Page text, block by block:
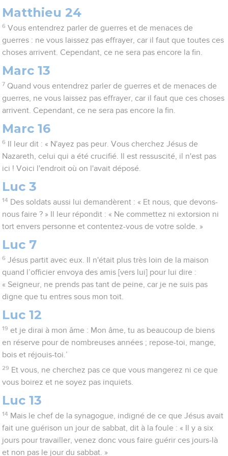
Matthieu 24
6 Vous entendrez parler de guerres et de menaces de
guerres : ne vous laissez pas effrayer, car il faut que toutes ces
choses arrivent. Cependant, ce ne sera pas encore la fin.
Marc 13
7 Quand vous entendrez parler de guerres et de menaces de
guerres, ne vous laissez pas effrayer, car il faut que ces choses
arrivent. Cependant, ce ne sera pas encore la fin.
Marc 16
6
Il leur dit : « N'ayez pas peur. Vous cherchez Jésus de
Nazareth, celui qui a été crucifié. Il est ressuscité, il n'est pas
ici ! Voici l'endroit où on l'avait déposé.
Luc 3
14 Des soldats aussi lui demandèrent : « Et nous, que devons-
nous faire ? » Il leur répondit : « Ne commettez ni extorsion ni
tort envers personne et contentez-vous de votre solde. »
Luc 7
6 Jésus partit avec eux. Il n'était plus très loin de la maison
quand l’officier envoya des amis [vers lui] pour lui dire :
« Seigneur, ne prends pas tant de peine, car je ne suis pas
digne que tu entres sous mon toit.
Luc 12
19 et je dirai à mon âme : Mon âme, tu as beaucoup de biens
en réserve pour de nombreuses années ; repose-toi, mange,
bois et réjouis-toi.’
29 Et vous, ne cherchez pas ce que vous mangerez ni ce que
vous boirez et ne soyez pas inquiets.
Luc 13
14 Mais le chef de la synagogue, indigné de ce que Jésus avait
fait une guérison un jour de sabbat, dit à la foule : « Il y a six
jours pour travailler, venez donc vous faire guérir ces jours-là
et non pas le jour du sabbat. »